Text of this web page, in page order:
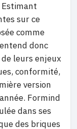
sur ce
comme
donc
leurs enjeux
conformité,
version
Formind
dans ses
des briques